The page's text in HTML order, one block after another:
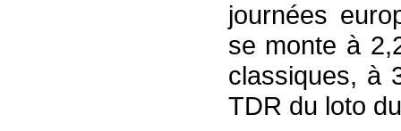
journées
se monte à
classiques, à
TDR du loto